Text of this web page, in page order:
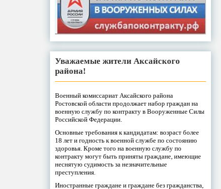
Уважаемые жители Аксайского
района!
Военный комиссариат Аксайского района
Ростовской области продолжает набор граждан на
военную службу по контракту в Вооруженные Силы
Российской Федерации.
Основные требования к кандидатам: возраст более
18 лет и годность к военной службе по состоянию
здоровья. Кроме того на военную службу по
контракту могут быть приняты граждане, имеющие
неснятую судимость за незначительные
преступления.
Иностранные граждане и граждане без гражданства,